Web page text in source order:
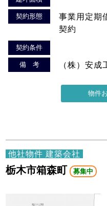
契約形態
事業用定期
契約
契約条件
備 考 （株）安
他社物件 建築会社
栃木市箱森町 募集中